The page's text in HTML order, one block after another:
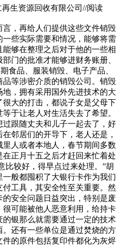
再生资源回收有限公司//阅读
，再给人们提供这些文件销毁
些实际需要和情况，能够将需
够在整理之后对于他的一些相
门的批准才能够进财务账册、
食品、服装销毁、电子产品、
等涉密介质的销毁公司。销毁
，拥有采用国外先进技术的大
大的打击，都说子女是父母下
于让老人对生活失去了希望。
跟随丈夫和儿子一起去了，好
邻居们的开导下，老人还是，
人或者本地人，春节期间多数
正月十五之后才赶回来忙着处
比较好，得早点过来处理。”胡
般都囤积了大银行卡作为我们
工具，其安全性至关重要。然
安全问题日益突出，特别是废
可能被他人恶意利用，给持卡
银那么就需要通过一定的技术
还有一些单位是通过焚烧的方
的原件包括复印件都化为灰烬